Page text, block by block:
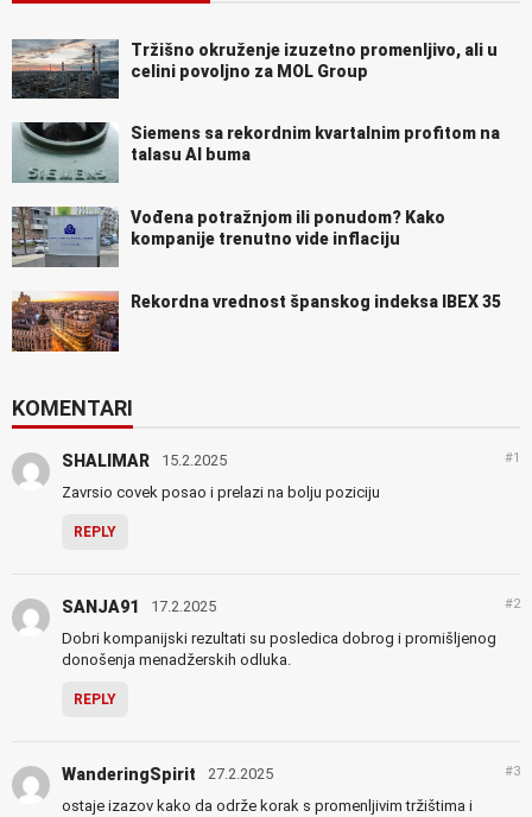
Tržišno okruženje izuzetno promenljivo, ali u
celini povoljno za MOL Group
Siemens sa rekordnim kvartalnim profitom na
talasu AI buma
Vođena potražnjom ili ponudom? Kako
kompanije trenutno vide inflaciju
Rekordna vrednost španskog indeksa IBEX 35
KOMENTARI
SHALIMAR 15.2.2025 #1
Zavrsio covek posao i prelazi na bolju poziciju
REPLY
SANJA91 17.2.2025 #2
Dobri kompanijski rezultati su posledica dobrog i promišljenog
donošenja menadžerskih odluka.
REPLY
WanderingSpirit 27.2.2025 #3
ostaje izazov kako da održe korak s promenljivim tržištima i